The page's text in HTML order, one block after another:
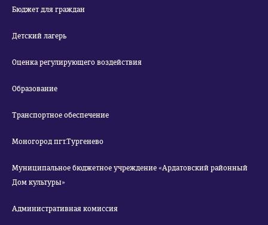
Бюджет для граждан
Детский лагерь
Оценка регулирующего воздействия
Образование
Транспортное обеспечение
Моногород пгт.Тургенево
Муниципальное бюджетное учреждение «Ардатовский районный
Дом культуры»
Административная комиссия